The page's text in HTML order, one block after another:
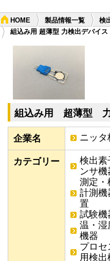
HOME 製品情報一覧
検
組込み用 超薄型 力検出デバイス
組込み用 超薄型 力
企業名 ニッタ
カテゴリー
検出素
ンサ機
測定・
計測機
置
試験機
温・湿
機器
プロセ
用検出